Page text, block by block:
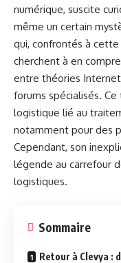
numérique, suscite
même un certain
qui, confrontés à
cherchent à en
entre théories
forums spécialisés.
logistique lié au
notamment pour des
Cependant, son
légende au carrefour
logistiques.
Sommaire
Retour à Clevya :